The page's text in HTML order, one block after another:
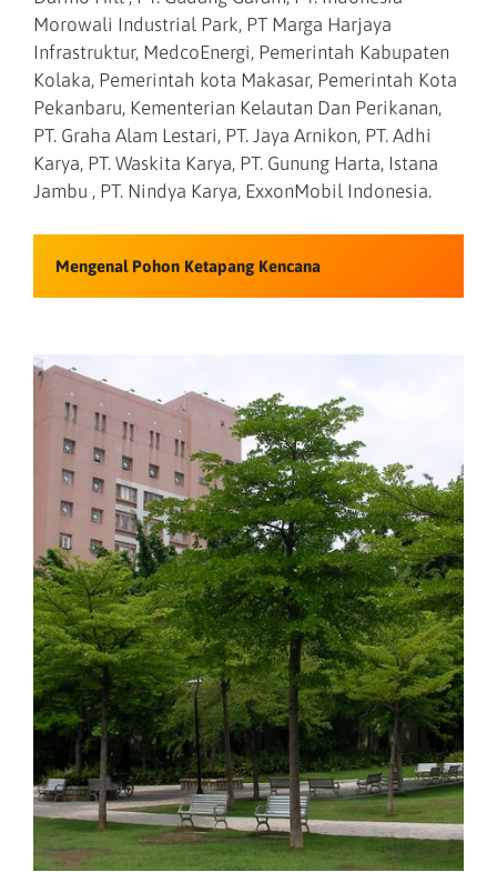
Morowali Industrial Park, PT Marga Harjaya
Infrastruktur, MedcoEnergi, Pemerintah Kabupaten
Kolaka, Pemerintah kota Makasar, Pemerintah Kota
Pekanbaru, Kementerian Kelautan Dan Perikanan,
PT. Graha Alam Lestari, PT. Jaya Arnikon, PT. Adhi
Karya, PT. Waskita Karya, PT. Gunung Harta, Istana
Jambu , PT. Nindya Karya, ExxonMobil Indonesia.
Mengenal Pohon Ketapang Kencana